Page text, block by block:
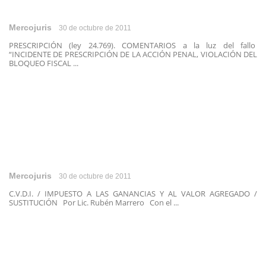
Mercojuris 30 de octubre de 2011
PRESCRIPCIÓN (ley 24.769). COMENTARIOS a la luz del fallo
“INCIDENTE DE PRESCRIPCIÓN DE LA ACCIÓN PENAL, VIOLACIÓN DEL
BLOQUEO FISCAL ...
Mercojuris 30 de octubre de 2011
C.V.D.I. / IMPUESTO A LAS GANANCIAS Y AL VALOR AGREGADO /
SUSTITUCIÓN Por Lic. Rubén Marrero Con el ...